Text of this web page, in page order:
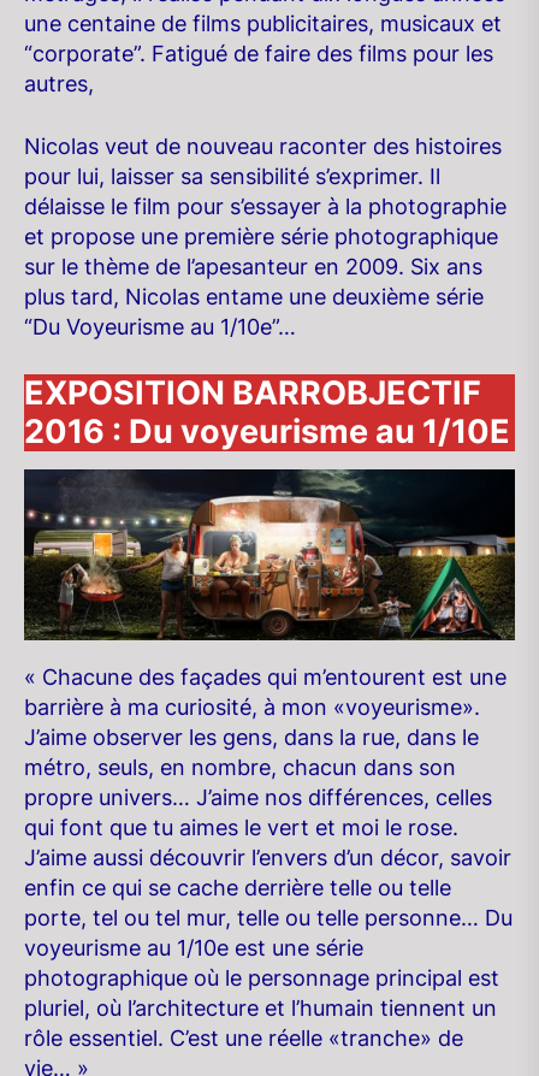
une centaine de films publicitaires, musicaux et
“corporate”. Fatigué de faire des films pour les
autres,
Nicolas veut de nouveau raconter des histoires
pour lui, laisser sa sensibilité s’exprimer. Il
délaisse le film pour s’essayer à la photographie
et propose une première série photographique
sur le thème de l’apesanteur en 2009. Six ans
plus tard, Nicolas entame une deuxième série
“Du Voyeurisme au 1/10e”…
EXPOSITION BARROBJECTIF
2016 : Du voyeurisme au 1/10E
« Chacune des façades qui m’entourent est une
barrière à ma curiosité, à mon «voyeurisme».
J’aime observer les gens, dans la rue, dans le
métro, seuls, en nombre, chacun dans son
propre univers… J’aime nos différences, celles
qui font que tu aimes le vert et moi le rose.
J’aime aussi découvrir l’envers d’un décor, savoir
enfin ce qui se cache derrière telle ou telle
porte, tel ou tel mur, telle ou telle personne… Du
voyeurisme au 1/10e est une série
photographique où le personnage principal est
pluriel, où l’architecture et l’humain tiennent un
rôle essentiel. C’est une réelle «tranche» de
vie… »